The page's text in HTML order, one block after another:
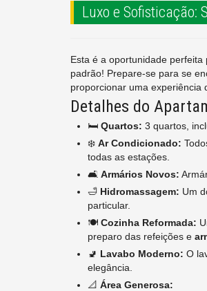
Luxo e Sofisticação:
Esta é a oportunidade perfeita
padrão! Prepare-se para se
proporcionar uma experiência
Detalhes do
🛏️ Quartos: 3 quartos,
❄️ Ar Condicionado:
todas as estações.
🛋️ Armários Novos:
🛁 Hidromassagem: Um
particular.
🍽️ Cozinha Reformada:
preparo das refeições e
🚽 Lavabo Moderno: O
elegância.
📐 Área Generosa: